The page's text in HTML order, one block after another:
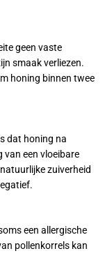
geen vaste
smaak verliezen.
honing binnen twee
dat honing na
van een vloeibare
zuiverheid
een allergische
pollenkorrels kan